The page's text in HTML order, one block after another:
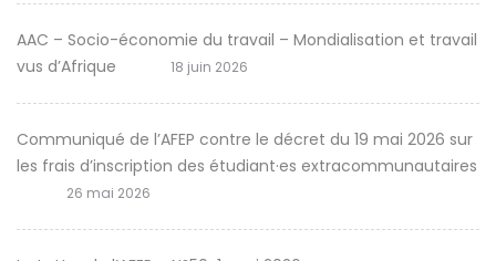
AAC – Socio-économie du travail – Mondialisation et travail
vus d’Afrique
18 juin 2026
Communiqué de l’AFEP contre le décret du 19 mai 2026 sur
les frais d’inscription des étudiant·es extracommunautaires
26 mai 2026